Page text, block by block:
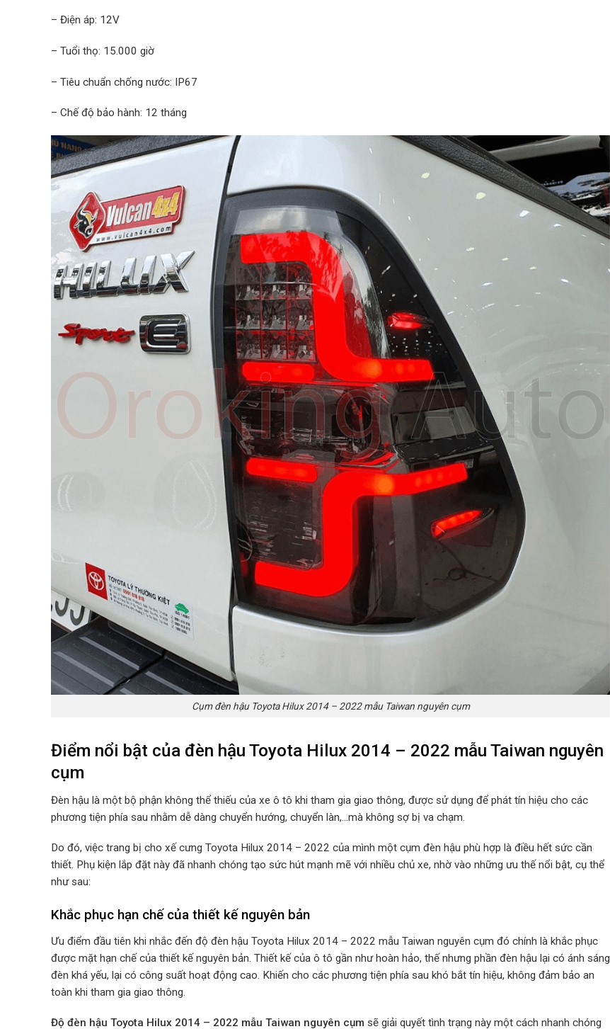
– Điện áp: 12V
– Tuổi thọ: 15.000 giờ
– Tiêu chuẩn chống nước: IP67
– Chế độ bảo hành: 12 tháng
Cụm đèn hậu Toyota Hilux 2014 – 2022 mẫu Taiwan nguyên cụm
Điểm nổi bật của đèn hậu Toyota Hilux 2014 – 2022 mẫu Taiwan nguyên
cụm
Đèn hậu là một bộ phận không thể thiếu của xe ô tô khi tham gia giao thông, được sử dụng để phát tín hiệu cho các
phương tiện phía sau nhằm dễ dàng chuyển hướng, chuyển làn,…mà không sợ bị va chạm.
Do đó, việc trang bị cho xế cưng Toyota Hilux 2014 – 2022 của mình một cụm đèn hậu phù hợp là điều hết sức cần
thiết. Phụ kiện lắp đặt này đã nhanh chóng tạo sức hút mạnh mẽ với nhiều chủ xe, nhờ vào những ưu thế nổi bật, cụ thể
như sau:
Khắc phục hạn chế của thiết kế nguyên bản
Ưu điểm đầu tiên khi nhắc đến độ đèn hậu Toyota Hilux 2014 – 2022 mẫu Taiwan nguyên cụm đó chính là khắc phục
được mặt hạn chế của thiết kế nguyên bản. Thiết kế của ô tô gần như hoàn hảo, thế nhưng phần đèn hậu lại có ánh sáng
đèn khá yếu, lại có công suất hoạt động cao. Khiến cho các phương tiện phía sau khó bắt tín hiệu, không đảm bảo an
toàn khi tham gia giao thông.
Độ đèn hậu Toyota Hilux 2014 – 2022 mẫu Taiwan nguyên cụm sẽ giải quyết tình trạng này một cách nhanh chóng